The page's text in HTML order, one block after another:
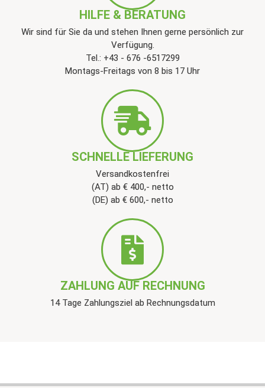
HILFE & BERATUNG
Wir sind für Sie da und stehen Ihnen gerne persönlich zur
Verfügung.
Tel.: +43 - 676 -6517299
Montags-Freitags von 8 bis 17 Uhr
SCHNELLE LIEFERUNG
Versandkostenfrei
(AT) ab € 400,- netto
(DE) ab € 600,- netto
ZAHLUNG AUF RECHNUNG
14 Tage Zahlungsziel ab Rechnungsdatum